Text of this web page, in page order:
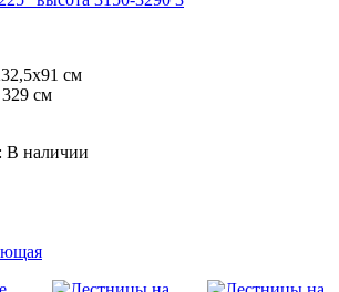
см
см
В наличии